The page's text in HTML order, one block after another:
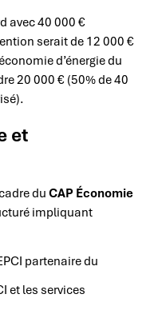
avec 40 000 €
serait de 12 000 €
d’énergie du
20 000 € (50% de 40
et
du CAP Économie
impliquant
partenaire du
et les services